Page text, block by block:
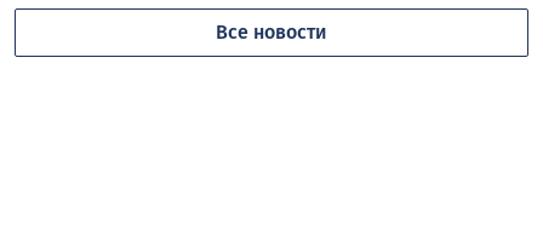
Все новости